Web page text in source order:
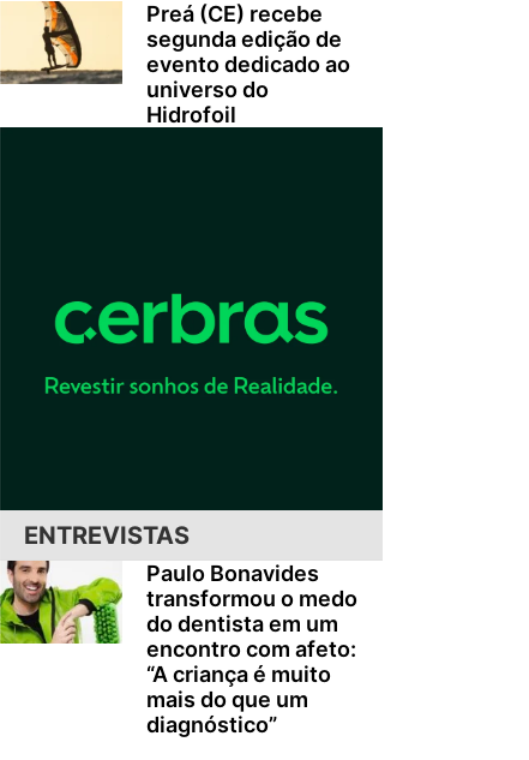
Preá (CE) recebe
segunda edição de
evento dedicado ao
universo do
Hidrofoil
ENTREVISTAS
Paulo Bonavides
transformou o medo
do dentista em um
encontro com afeto:
“A criança é muito
mais do que um
diagnóstico”